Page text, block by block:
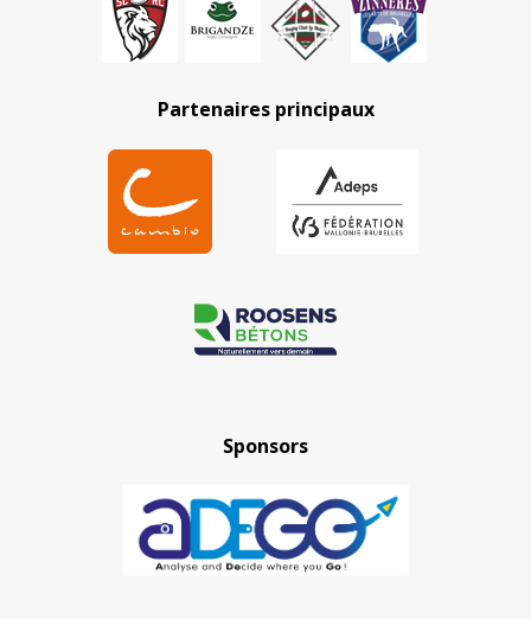
Partenaires principaux
Sponsors